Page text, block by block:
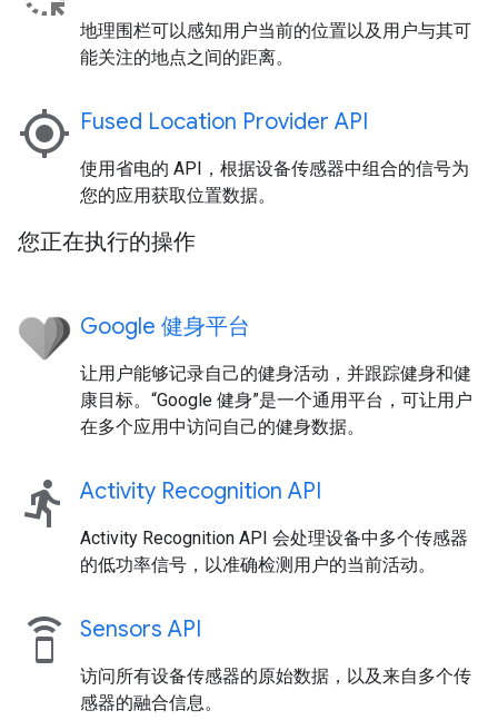
地理围栏可以感知用户当前的位置以及用户与其可
能关注的地点之间的距离。
my_location Fused Location Provider API
使用省电的 API，根据设备传感器中组合的信号为
您的应用获取位置数据。
您正在执行的操作
Google 健身平台
让用户能够记录自己的健身活动，并跟踪健身和健
康目标。“Google 健身”是一个通用平台，可让用户
在多个应用中访问自己的健身数据。
directions_run Activity Recognition API
Activity Recognition API 会处理设备中多个传感器
的低功率信号，以准确检测用户的当前活动。
speaker_phone Sensors API
访问所有设备传感器的原始数据，以及来自多个传
感器的融合信息。